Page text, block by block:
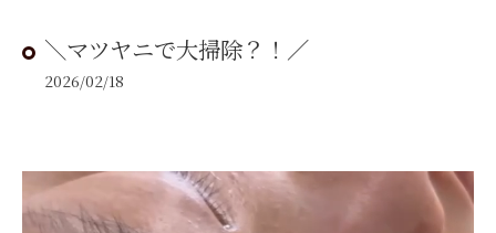
＼マツヤニで大掃除？！／
2026/02/18